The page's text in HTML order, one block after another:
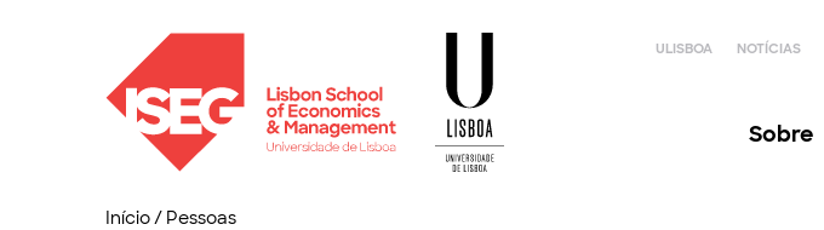
ULISBOA NOTÍCIAS
Sobre
Início/ Pessoas